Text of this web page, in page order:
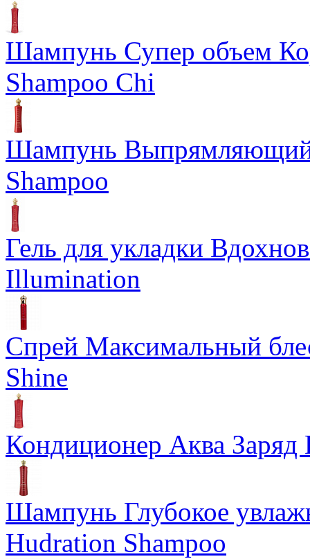
Шампунь Супер объем
Shampoo Chi
Шампунь Выпрямляющий
Shampoo
Гель для укладки
Illumination
Спрей Максимальный
Shine
Кондиционер Аква Заряд
Шампунь Глубокое
Hudration Shampoo